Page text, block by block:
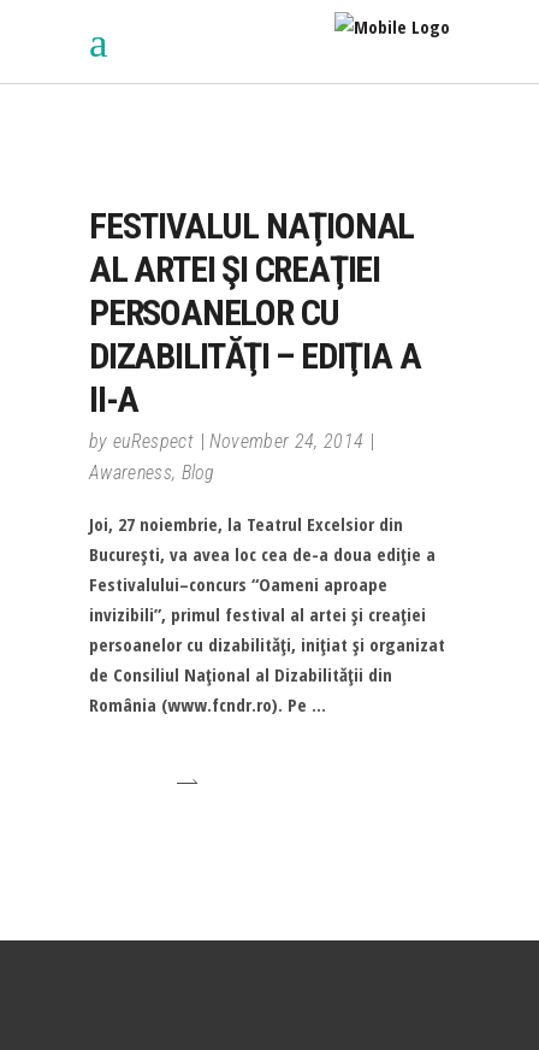
FESTIVALUL NAŢIONAL
AL ARTEI ŞI CREAŢIEI
PERSOANELOR CU
DIZABILITĂŢI – EDIŢIA A
II-A
by euRespect
November 24, 2014
Awareness, Blog
Joi, 27 noiembrie, la Teatrul Excelsior din
Bucureşti, va avea loc cea de-a doua ediţie a
Festivalului–concurs “Oameni aproape
invizibili”, primul festival al artei şi creaţiei
persoanelor cu dizabilităţi, iniţiat şi organizat
de Consiliul Naţional al Dizabilităţii din
România (www.fcndr.ro). Pe